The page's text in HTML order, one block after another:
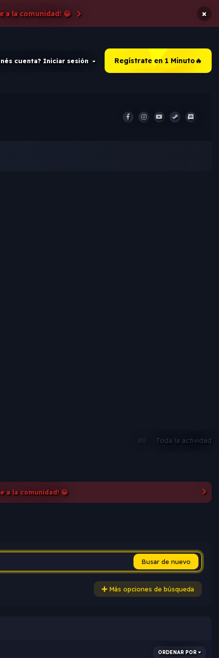
a la comunidad! 😀 ×
cuenta? Iniciar sesión Regístrate en 1 Minuto🔥
Toda la actividad
a la comunidad! 😀
Busar de nuevo
Más opciones de búsqueda
ORDENAR POR